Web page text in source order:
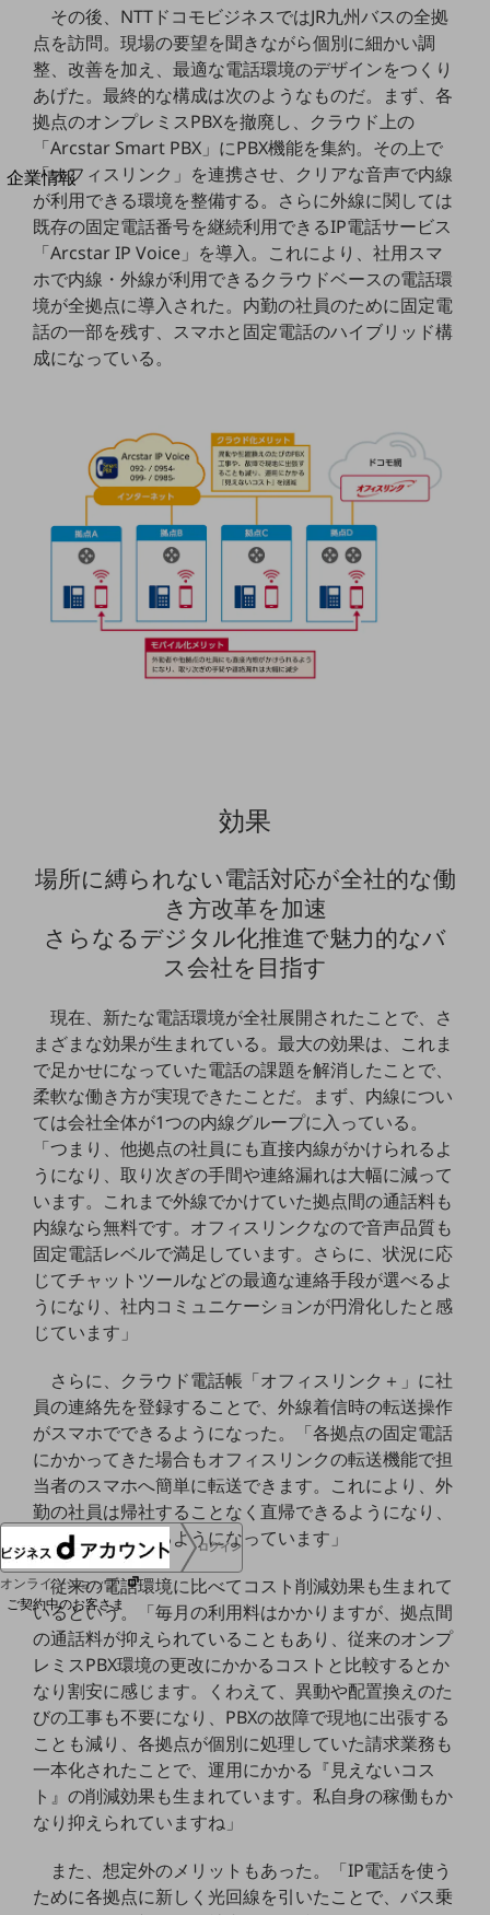
サービス・商品を探す
新規会員登録/ログインはこちら
100回線以上のお問い合わせ・お見積りはこちら
別ウィンドウで開きます
企業情報
企業情報TOP
会社案内
会社案内TOP
社長からのご挨拶
会社案内パンフレット
ニュースルームTOP
ニュースリリース
地域からの発表
NTTドコモビジネスグループのサステナビリティ
サステナビリティ基本方針
サステナビリティレポート
ダイバーシティ
決算公告
電子公告
基礎的電気通信役務損益明細表
採用情報
採用情報TOP
新卒採用
経験者採用
障がい者採用
広告・協賛
NTTドコモグループ
ログイン
オンラインショップ
ご契約中のお客さま
サービス別サポート情報
ご契約中サービスの一元管理
Web明細(ビリングステーション)
その後、NTTドコモビジネスではJR九州バスの全拠
点を訪問。現場の要望を聞きながら個別に細かい調
整、改善を加え、最適な電話環境のデザインをつくり
あげた。最終的な構成は次のようなものだ。まず、各
拠点のオンプレミスPBXを撤廃し、クラウド上の
「Arcstar Smart PBX」にPBX機能を集約。その上で
「オフィスリンク」を連携させ、クリアな音声で内線
が利用できる環境を整備する。さらに外線に関しては
既存の固定電話番号を継続利用できるIP電話サービス
「Arcstar IP Voice」を導入。これにより、社用スマ
ホで内線・外線が利用できるクラウドベースの電話環
境が全拠点に導入された。内勤の社員のために固定電
話の一部を残す、スマホと固定電話のハイブリッド構
成になっている。
効果
場所に縛られない電話対応が全社的な働
き方改革を加速
さらなるデジタル化推進で魅力的なバ
ス会社を目指す
現在、新たな電話環境が全社展開されたことで、さ
まざまな効果が生まれている。最大の効果は、これま
で足かせになっていた電話の課題を解消したことで、
柔軟な働き方が実現できたことだ。まず、内線につい
ては会社全体が1つの内線グループに入っている。
「つまり、他拠点の社員にも直接内線がかけられるよ
うになり、取り次ぎの手間や連絡漏れは大幅に減って
います。これまで外線でかけていた拠点間の通話料も
内線なら無料です。オフィスリンクなので音声品質も
固定電話レベルで満足しています。さらに、状況に応
じてチャットツールなどの最適な連絡手段が選べるよ
うになり、社内コミュニケーションが円滑化したと感
じています」
さらに、クラウド電話帳「オフィスリンク＋」に社
員の連絡先を登録することで、外線着信時の転送操作
がスマホでできるようになった。「各拠点の固定電話
にかかってきた場合もオフィスリンクの転送機能で担
当者のスマホへ簡単に転送できます。これにより、外
勤の社員は帰社することなく直帰できるようになり、
在宅勤務もできるようになっています」
従来の電話環境に比べてコスト削減効果も生まれて
いるという。「毎月の利用料はかかりますが、拠点間
の通話料が抑えられていることもあり、従来のオンプ
レミスPBX環境の更改にかかるコストと比較するとか
なり割安に感じます。くわえて、異動や配置換えのた
びの工事も不要になり、PBXの故障で現地に出張する
ことも減り、各拠点が個別に処理していた請求業務も
一本化されたことで、運用にかかる『見えないコス
ト』の削減効果も生まれています。私自身の稼働もか
なり抑えられていますね」
また、想定外のメリットもあった。「IP電話を使う
ために各拠点に新しく光回線を引いたことで、バス乗